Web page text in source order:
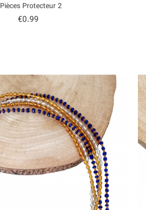
2 Pièces Protecteur...
€0.99
Price